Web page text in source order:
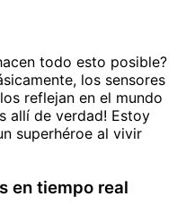
todo esto posible?
los sensores
reflejan en el mundo
allí de verdad! Estoy
superhéroe al vivir
en tiempo real